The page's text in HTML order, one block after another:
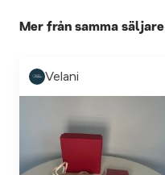
Mer från samma säljare
Velani